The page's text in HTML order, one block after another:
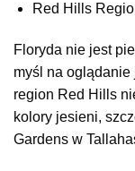
Red Hills
Floryda nie jest
myśl na
region Red Hills
kolory jesieni,
Gardens w